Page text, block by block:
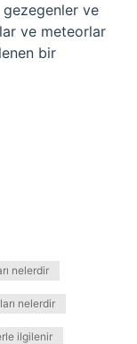
ve
ve meteorlar
bir
nelerdir
nelerdir
ilgilenir